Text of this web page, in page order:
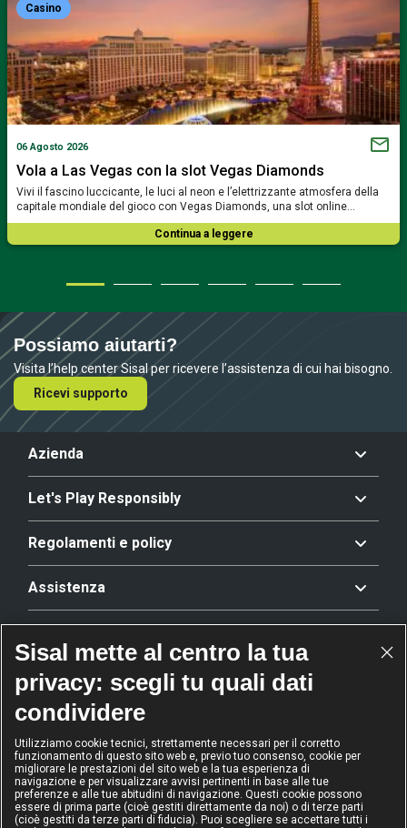
Casino
06 Agosto 2026
Vola a Las Vegas con la slot Vegas Diamonds
Vivi il fascino luccicante, le luci al neon e l’elettrizzante atmosfera della
capitale mondiale del gioco con Vegas Diamonds, una slot online…
Continua a leggere
Possiamo aiutarti?
Visita l’help center Sisal per ricevere l’assistenza di cui hai bisogno.
Ricevi supporto
Azienda
Let's Play Responsibly
Regolamenti e policy
Assistenza
Riconoscimenti
2024
Operatore
dell'anno
2024
Operatore
Scommesse
sportive
2024
Operatore di
gioco sicuro
2024
Diversity &
Inclusion
Sisal mette al centro la tua
privacy: scegli tu quali dati
condividere
Utilizziamo cookie tecnici, strettamente necessari per il corretto
funzionamento di questo sito web e, previo tuo consenso, cookie per
migliorare le prestazioni del sito web e la tua esperienza di
navigazione e per visualizzare avvisi pertinenti in base alle tue
preferenze e alle tue abitudini di navigazione. Questi cookie possono
essere di prima parte (cioè gestiti direttamente da noi) o di terze parti
(cioè gestiti da terze parti di fiducia). Puoi scegliere se accettare tutti i